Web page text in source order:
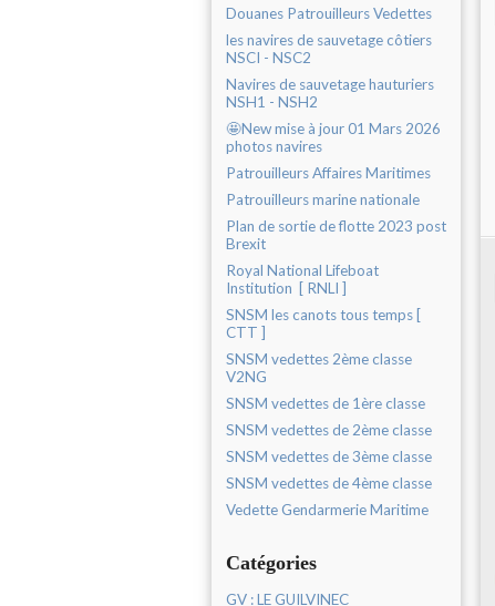
Douanes Patrouilleurs Vedettes
les navires de sauvetage côtiers
NSCI - NSC2
Navires de sauvetage hauturiers
NSH1 - NSH2
🤩New mise à jour 01 Mars 2026
photos navires
Patrouilleurs Affaires Maritimes
Patrouilleurs marine nationale
Plan de sortie de flotte 2023 post
Brexit
Royal National Lifeboat
Institution [ RNLI ]
SNSM les canots tous temps [
CTT ]
SNSM vedettes 2ème classe
V2NG
SNSM vedettes de 1ère classe
SNSM vedettes de 2ème classe
SNSM vedettes de 3ème classe
SNSM vedettes de 4ème classe
Vedette Gendarmerie Maritime
Catégories
GV : LE GUILVINEC